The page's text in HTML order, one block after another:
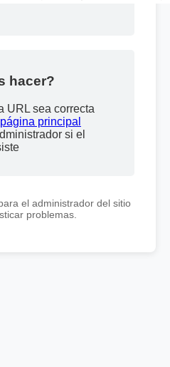
hacer?
URL sea correcta
página principal
si el
el administrador del sitio
problemas.